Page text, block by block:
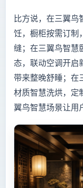
比方说，在三翼鸟
饪，橱柜按需订制
缝；在三翼鸟智慧
态，联动空调开启
带来整晚舒睡；在
材质智慧洗烘，
翼鸟智慧场景让用